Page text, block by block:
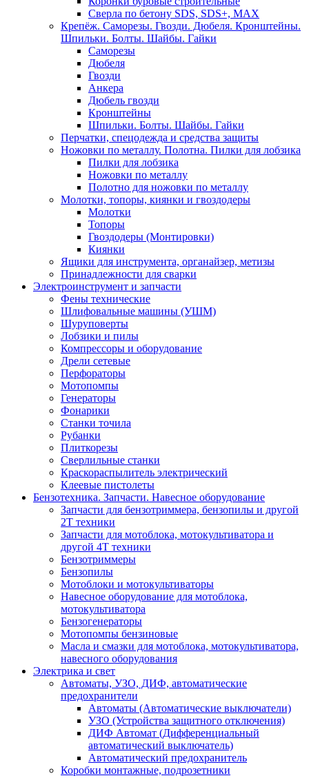
Сверла по бетону SDS, SDS+, MAX
Крепёж. Саморезы. Гвозди. Дюбеля. Кронштейны.
Шпильки. Болты. Шайбы. Гайки
Саморезы
Дюбеля
Гвозди
Анкера
Дюбель гвозди
Кронштейны
Шпильки. Болты. Шайбы. Гайки
Перчатки, спецодежда и средства защиты
Ножовки по металлу. Полотна. Пилки для лобзика
Пилки для лобзика
Ножовки по металлу
Полотно для ножовки по металлу
Молотки, топоры, киянки и гвоздодеры
Молотки
Топоры
Гвоздодеры (Монтировки)
Киянки
Ящики для инструмента, органайзер, метизы
Принадлежности для сварки
Электроинструмент и запчасти
Фены технические
Шлифовальные машины (УШМ)
Шуруповерты
Лобзики и пилы
Компрессоры и оборудование
Дрели сетевые
Перфораторы
Мотопомпы
Генераторы
Фонарики
Станки точила
Рубанки
Плиткорезы
Сверлильные станки
Краскораспылитель электрический
Клеевые пистолеты
Бензотехника. Запчасти. Навесное оборудование
Запчасти для бензотриммера, бензопилы и другой
2Т техники
Запчасти для мотоблока, мотокультиватора и
другой 4Т техники
Бензотриммеры
Бензопилы
Мотоблоки и мотокультиваторы
Навесное оборудование для мотоблока,
мотокультиватора
Бензогенераторы
Мотопомпы бензиновые
Масла и смазки для мотоблока, мотокультиватора,
навесного оборудования
Электрика и свет
Автоматы, УЗО, ДИФ, автоматические
предохранители
Автоматы (Автоматические выключатели)
УЗО (Устройства защитного отключения)
ДИФ Автомат (Дифференциальный
автоматический выключатель)
Автоматический предохранитель
Коробки монтажные, подрозетники